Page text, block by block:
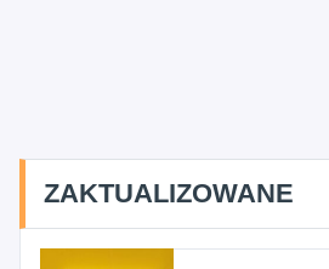
ZAKTUALIZOWANE